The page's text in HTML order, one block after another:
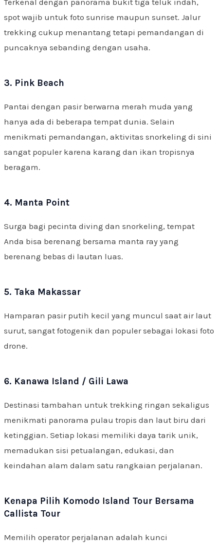
Terkenal dengan panorama bukit tiga teluk indah,
spot wajib untuk foto sunrise maupun sunset. Jalur
trekking cukup menantang tetapi pemandangan di
puncaknya sebanding dengan usaha.
3. Pink Beach
Pantai dengan pasir berwarna merah muda yang
hanya ada di beberapa tempat dunia. Selain
menikmati pemandangan, aktivitas snorkeling di sini
sangat populer karena karang dan ikan tropisnya
beragam.
4. Manta Point
Surga bagi pecinta diving dan snorkeling, tempat
Anda bisa berenang bersama manta ray yang
berenang bebas di lautan luas.
5. Taka Makassar
Hamparan pasir putih kecil yang muncul saat air laut
surut, sangat fotogenik dan populer sebagai lokasi foto
drone.
6. Kanawa Island / Gili Lawa
Destinasi tambahan untuk trekking ringan sekaligus
menikmati panorama pulau tropis dan laut biru dari
ketinggian. Setiap lokasi memiliki daya tarik unik,
memadukan sisi petualangan, edukasi, dan
keindahan alam dalam satu rangkaian perjalanan.
Kenapa Pilih Komodo Island Tour Bersama
Callista Tour
Memilih operator perjalanan adalah kunci